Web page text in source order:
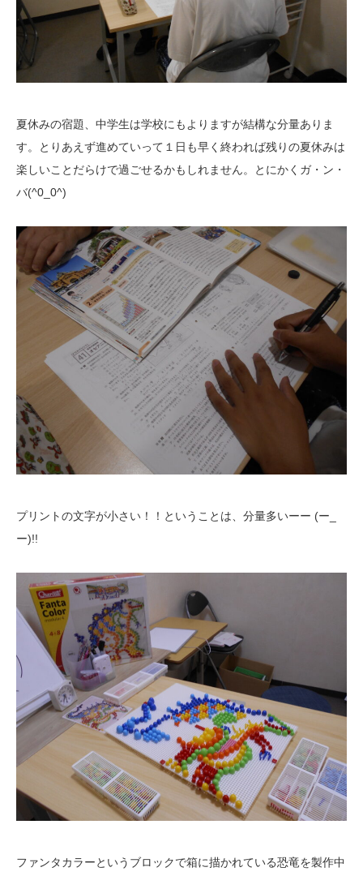
夏休みの宿題、中学生は学校にもよりますが結構な分量ありま
す。とりあえず進めていって１日も早く終われば残りの夏休みは
楽しいことだらけで過ごせるかもしれません。とにかくガ・ン・
バ(^0_0^)
プリントの文字が小さい！！ということは、分量多いーー (ー_
ー)!!
ファンタカラーというブロックで箱に描かれている恐竜を製作中